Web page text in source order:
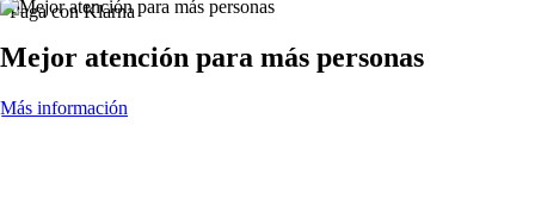
Paga con Klarna
Mejor atención para más personas
Más información